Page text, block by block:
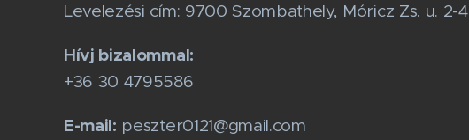
Levelezési cím: 9700 Szombathely, Móricz Zs. u. 2-4
Hívj bizalommal:
+36 30 4795586
E-mail: peszter0121@gmail.com